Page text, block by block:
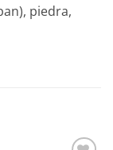
piedra,